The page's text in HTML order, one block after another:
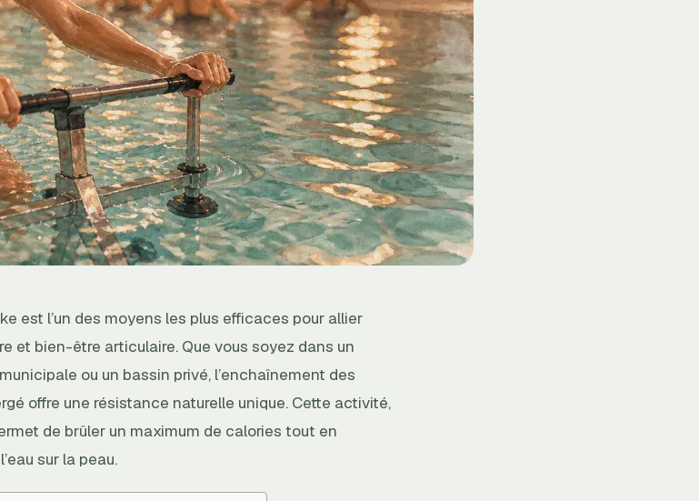
est l’un des moyens les plus efficaces pour allier
et bien-être articulaire. Que vous soyez dans un
ou un bassin privé, l’enchaînement des
offre une résistance naturelle unique. Cette activité,
de brûler un maximum de calories tout en
sur la peau.